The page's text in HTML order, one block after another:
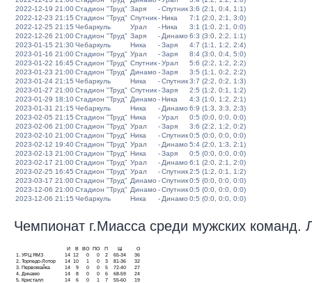
2022-12-19 21:00Стадион "Труд" Заря -Спутник3:6 (2:1, 0:4, 1:1)
2022-12-23 21:15 Стадион "Труд" Спутник-Ника
7:1 (2:0, 2:1, 3:0)
2022-12-25 21:15 Чебаркуль Урал -Ника
3:1 (1:0, 2:1, 0:0)
2022-12-26 21:00Стадион "Труд" Заря - Динамо 6:3 (3:0, 2:2, 1:1)
2023-01-15 21:30Чебаркуль Ника -Заря
4:7 (1:1, 1:2, 2:4)
2023-01-16 21:00Стадион "Труд" Урал -Заря
8:4 (3:0, 0:4, 5:0)
2023-01-22 16:45 Стадион "Труд" Спутник-Урал
5:6 (2:2, 1:2, 2:2)
2023-01-23 21:00Стадион "Труд" Динамо -Заря
3:5 (1:1, 0:2, 2:2)
2023-01-24 21:15 Чебаркуль Ника -Спутник3:7 (2:2, 0:2, 1:3)
2023-01-27 21:00Стадион "Труд" Спутник-Заря
2:5 (1:2, 0:1, 1:2)
2023-01-29 18:10Стадион "Труд" Динамо -Ника
4:3 (1:0, 1:2, 2:1)
2023-01-31 21:15 Чебаркуль Ника - Динамо 6:9 (1:3, 3:3, 2:3)
2023-02-05 21:15 Стадион "Труд" Ника -Урал
0:5 (0:0, 0:0, 0:0)
2023-02-06 21:00Стадион "Труд" Урал -Заря
3:6 (2:2, 1:2, 0:2)
2023-02-10 21:00Стадион "Труд" Ника -Спутник0:5 (0:0, 0:0, 0:0)
2023-02-12 19:40Стадион "Труд" Урал - Динамо 5:4 (2:0, 1:3, 2:1)
2023-02-13 21:00Стадион "Труд" Ника -Заря
0:5 (0:0, 0:0, 0:0)
2023-02-17 21:00Стадион "Труд" Урал - Динамо 6:1 (2:0, 2:1, 2:0)
2023-02-25 16:45 Стадион "Труд" Урал -Спутник2:5 (1:2, 0:1, 1:2)
2023-03-17 21:00Стадион "Труд" Динамо -Спутник0:5 (0:0, 0:0, 0:0)
2023-12-06 21:00Стадион "Труд" Динамо -Спутник0:5 (0:0, 0:0, 0:0)
2023-12-06 21:15 Чебаркуль Ника - Динамо 0:5 (0:0, 0:0, 0:0)
Чемпионат г.Миасса среди мужских команд.
И В ВО ПО П
О
1.
УРЦ ЯМЗ 14 12 0 0 2 65-34
36
2. Торпедо-Лотор 14 10 1 0 3 81-36
32
3.
Первомайка 14 9 0 0 5 72-40
27
4.
Динамо 14 8 0 0 6 68-59
24
5.
Кристалл 14 6 0 1 7 55-60
19